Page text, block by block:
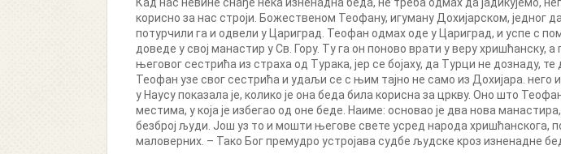
корисно за нас строји. Божественом Теофану, игуману Дохијарском,
потурчили га и одвели у Цариград. Теофан одмах оде у Цариград, и успе с
доведе у свој манастир у Св. Гору. Ту га он поново врати у веру хришћанску,
његовог сестрића из страха од Турака, јер се бојаху, да Турци не дознаду,
Теофан узе свог сестрића и удаљи се с њим тајно не само из Дохијара. него
у Наусу показала је, колико је она беда била корисна за цркву. Оно што
местима, у која је избегао од оне беде. Наиме: основао је два нова
безброј људи. Још уз то и мошти његове свете усред народа хришћанскога,
маловерних. – Тако Бог премудро устројава судбе људске кроз изненадне